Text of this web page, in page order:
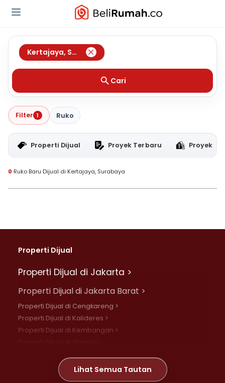
Kertajaya, Surabaya
Cari
Filter 1 Ruko
Properti Dijual Proyek Terbaru Proyek
0 Ruko Baru Dijual di Kertajaya, Surabaya
Properti Dijual
Properti Dijual di Jakarta >
Properti Dijual di Jakarta Barat >
Properti Dijual di Cengkareng >
Properti Dijual di Kalideres >
Properti Dijual di Kembangan >
Properti Dijual di Meruya >
Properti Dijual di Jelambar >
Lihat Semua Tautan